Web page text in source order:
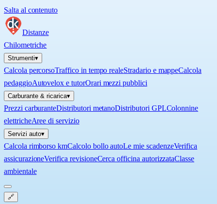
Salta al contenuto
Distanze
Chilometriche
Strumenti▾
Calcola percorsoTraffico in tempo realeStradario e mappeCalcola
pedaggioAutovelox e tutorOrari mezzi pubblici
Carburante & ricarica▾
Prezzi carburanteDistributori metanoDistributori GPLColonnine
elettricheAree di servizio
Servizi auto▾
Calcola rimborso kmCalcolo bollo autoLe mie scadenzeVerifica
assicurazioneVerifica revisioneCerca officina autorizzataClasse
ambientale
🔗